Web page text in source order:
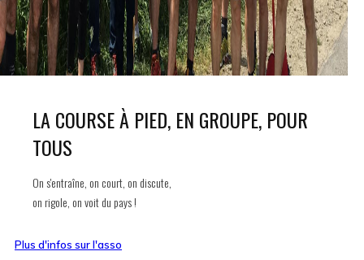
LA COURSE À PIED, EN GROUPE, POUR
TOUS
On s'entraîne, on court, on discute,
on rigole, on voit du pays !
Plus d'infos sur l'asso